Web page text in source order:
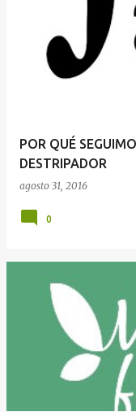
POR QUÉ
DESTRIPADOR
agosto 31, 2016
0